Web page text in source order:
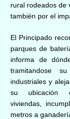
rural rodeados de
también por el
El Principado
parques de
informa de
tramitandose
industriales y
su ubicación
viviendas,
metros a